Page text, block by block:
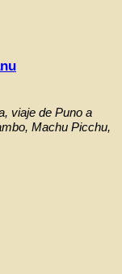
viaje de Puno a
Machu Picchu,